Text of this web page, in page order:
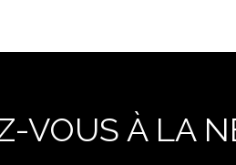
VOUS À LA